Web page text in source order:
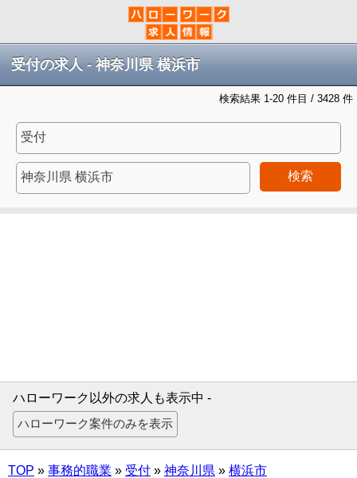
受付の求人 - 神奈川県 横浜市
検索結果 1-20 件目 / 3428 件
検索
ハローワーク以外の求人も表示中 -
TOP » 事務的職業 » 受付 » 神奈川県 » 横浜市